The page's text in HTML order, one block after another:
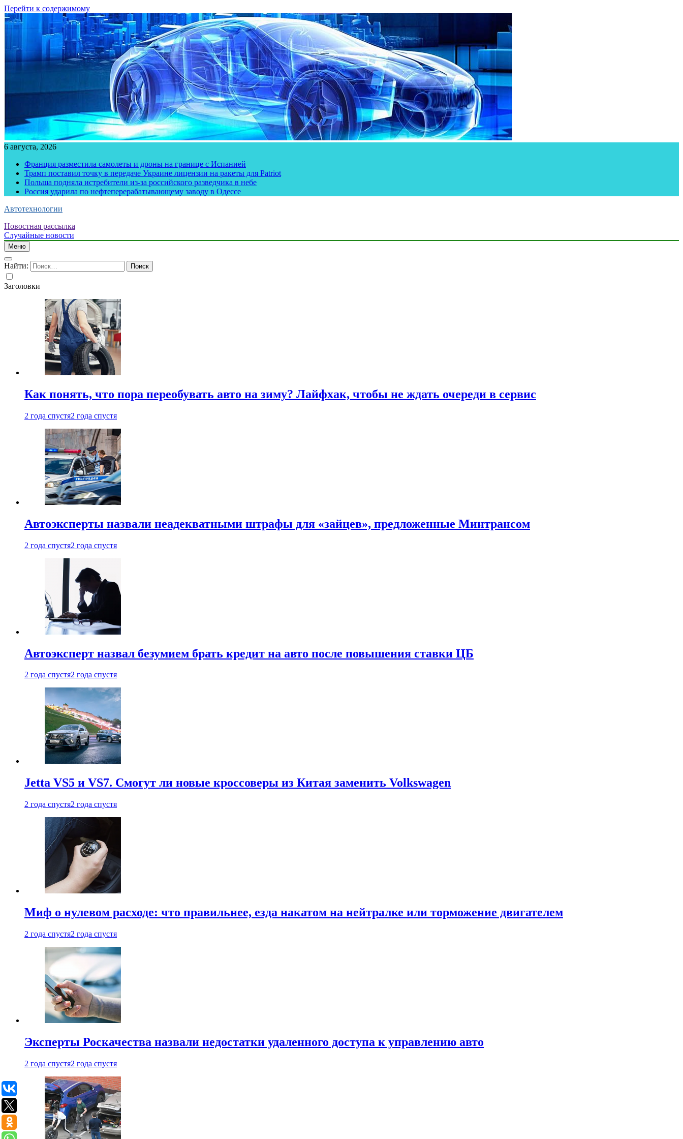
Перейти к содержимому
6 августа, 2026
Франция разместила самолеты и дроны на границе с Испанией
Трамп поставил точку в передаче Украине лицензии на ракеты для Patriot
Польша подняла истребители из-за российского разведчика в небе
Россия ударила по нефтеперерабатывающему заводу в Одессе
Автотехнологии
Новостная рассылка
Случайные новости
Меню
Найти:
Заголовки
Как понять, что пора переобувать авто на зиму? Лайфхак, чтобы не ждать очереди в сервис
2 года спустя2 года спустя
Автоэксперты назвали неадекватными штрафы для «зайцев», предложенные Минтрансом
2 года спустя2 года спустя
Автоэксперт назвал безумием брать кредит на авто после повышения ставки ЦБ
2 года спустя2 года спустя
Jetta VS5 и VS7. Смогут ли новые кроссоверы из Китая заменить Volkswagen
2 года спустя2 года спустя
Миф о нулевом расходе: что правильнее, езда накатом на нейтралке или торможение двигателем
2 года спустя2 года спустя
Эксперты Роскачества назвали недостатки удаленного доступа к управлению авто
2 года спустя2 года спустя